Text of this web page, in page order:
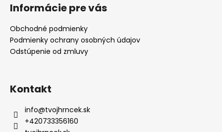
Informácie pre vás
Obchodné podmienky
Podmienky ochrany osobných údajov
Odstúpenie od zmluvy
Kontakt
info@tvojhrncek.sk
+420733356160